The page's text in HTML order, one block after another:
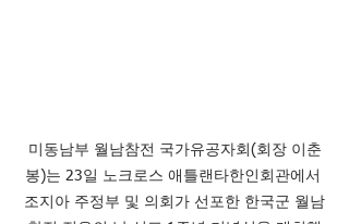
미동남부 월남참전 국가유공자회(회장 이춘
봉)는 23일 노크로스 애틀랜타한인회관에서
조지아 주정부 및 의회가 선포한 한국군 월남